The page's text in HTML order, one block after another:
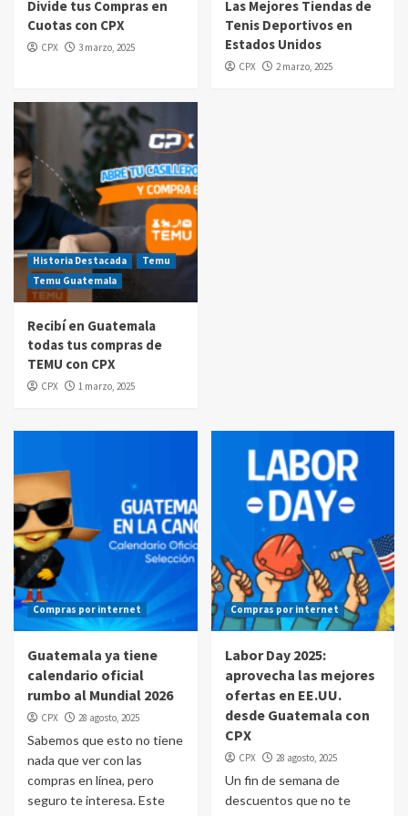
$20 de reintegro en tus compras Amazon
Prime Day Guatemala 2025
Divide tus Compras en
Cuotas con CPX
CPX 3 marzo, 2025
Las Mejores Tiendas de
Tenis Deportivos en
Estados Unidos
CPX 2 marzo, 2025
Historia Destacada
Temu
Temu Guatemala
Recibí en Guatemala
todas tus compras de
TEMU con CPX
CPX 1 marzo, 2025
Compras por internet
Guatemala ya tiene
calendario oficial
rumbo al Mundial 2026
CPX 28 agosto, 2025
Sabemos que esto no tiene
nada que ver con las
compras en línea, pero
seguro te interesa. Este
Compras por internet
Labor Day 2025:
aprovecha las mejores
ofertas en EE.UU.
desde Guatemala con
CPX
CPX 28 agosto, 2025
Un fin de semana de
descuentos que no te